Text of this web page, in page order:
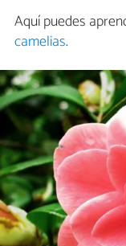
Aquí puedes
camelias.